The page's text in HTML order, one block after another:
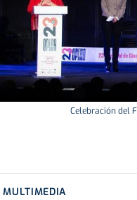
Celebración del